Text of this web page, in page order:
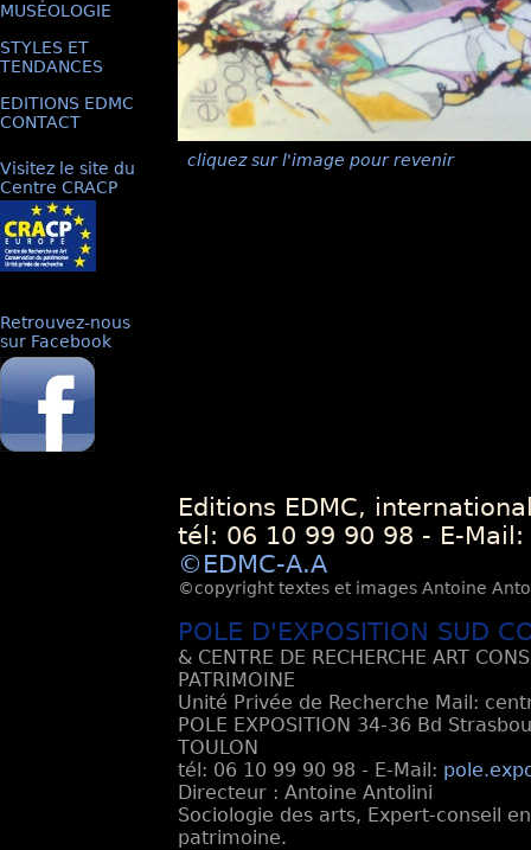
MUSÉOLOGIE
STYLES ET
TENDANCES
EDITIONS EDMC
CONTACT
Visitez le site du
Centre CRACP
Retrouvez-nous
sur Facebook
cliquez sur l'image pour revenir
Editions EDMC,
tél: 06 10 99 90 98 - E-Mail:
©EDMC-A.A
©copyright textes et images Antoine
POLE D'EXPOSITION SUD
& CENTRE DE RECHERCHE ART
PATRIMOINE
Unité Privée de Recherche Mail:
POLE EXPOSITION 34-36 Bd
TOULON
tél: 06 10 99 90 98 - E-Mail:
Directeur : Antoine Antolini
Sociologie des arts, Expert-conseil
patrimoine.